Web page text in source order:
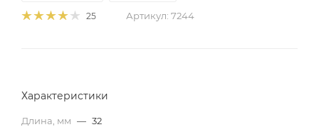
25 Артикул: 7244
Характеристики
Длина, мм — 32